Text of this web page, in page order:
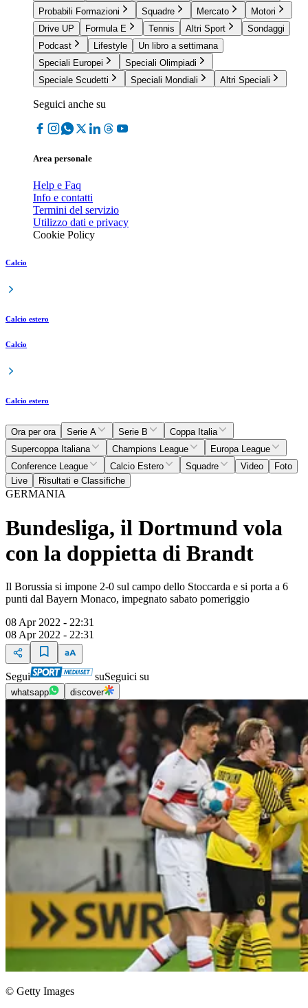
Probabili Formazioni
Squadre Mercato
Motori
Drive UP
Formula E Tennis Altri Sport
Sondaggi
Podcast
Lifestyle
Un libro a settimana
Speciali Europei
Speciali Olimpiadi
Speciale Scudetti
Speciali Mondiali Altri Speciali
Seguici anche su
Area personale
Help e Faq
Info e contatti
Termini del servizio
Utilizzo dati e privacy
Cookie Policy
Calcio
Calcio estero
Calcio
Calcio estero
Ora per ora Serie A Serie B
Coppa Italia
Supercoppa Italiana
Champions League
Europa League
Conference League
Calcio Estero Squadre Video
Foto
Live
Risultati e Classifiche
GERMANIA
Bundesliga, il Dortmund vola
con la doppietta di Brandt
Il Borussia si impone 2-0 sul campo dello Stoccarda e si porta a 6
punti dal Bayern Monaco, impegnato sabato pomeriggio
08 Apr 2022 - 22:31
08 Apr 2022 - 22:31
Segui suSeguici su
whatsapp discover
© Getty Images